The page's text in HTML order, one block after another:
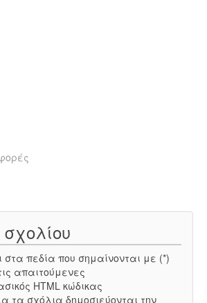
στα πεδία που σημαίνονται με (*)
απαιτούμενες
HTML κώδικας
τα σχόλια δημοσιεύονται την